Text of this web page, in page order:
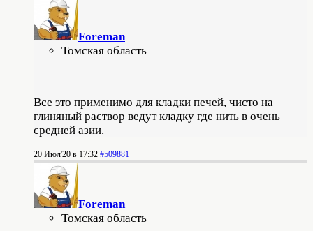
Foreman
Томская область
Все это применимо для кладки печей, чисто на
глиняный раствор ведут кладку где нить в очень
средней азии.
20 Июл'20 в 17:32 #509881
Foreman
Томская область